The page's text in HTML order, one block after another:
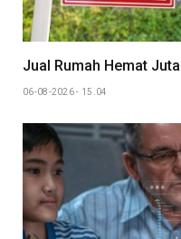
Jual Rumah Hemat
06-08-2026 - 15.04